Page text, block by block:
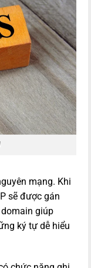
mạng. Khi
sẽ được gán
giúp
ký tự dễ hiểu